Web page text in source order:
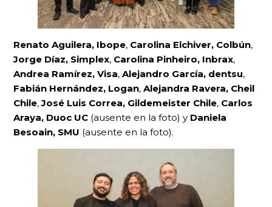
Renato Aguilera, Ibope, Carolina Elchiver, Colbún,
Jorge Díaz, Simplex, Carolina Pinheiro, Inbrax,
Andrea Ramírez, Visa, Alejandro García, dentsu,
Fabián Hernández, Logan, Alejandra Ravera, Cheil
Chile,José Luis Correa, Gildemeister Chile, Carlos
Araya, Duoc UC (ausente en la foto) y Daniela
Besoain, SMU (ausente en la foto).